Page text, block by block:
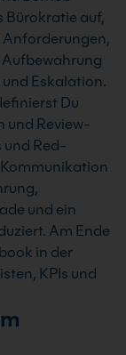
Bürokratie auf,
Anforderungen,
Eskalation.
Du
und Review-
und Red-
und ein
Am Ende
in der
KPIs und